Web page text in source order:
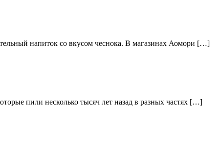
напиток со вкусом чеснока. В магазинах Аомори […]
пили несколько тысяч лет назад в разных частях […]